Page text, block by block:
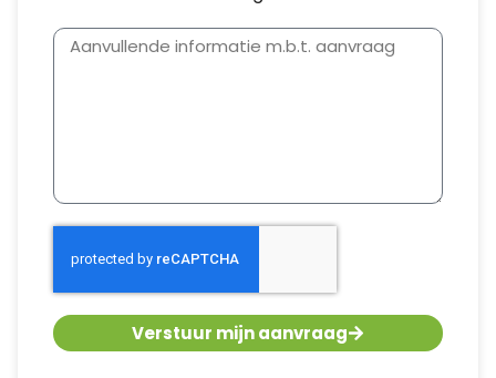
Verstuur mijn aanvraag